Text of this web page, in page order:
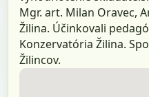
Mgr. art. Milan Oravec,
Žilina. Účinkovali
Konzervatória Žilina.
Žilincov.